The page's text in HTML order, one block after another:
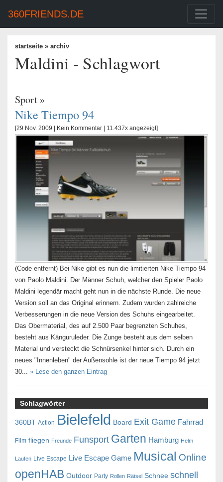
360FRIENDS.DE
startseite » archiv
Maldini - Schlagwort
Sport »
Nike Tiempo 94
[29 Nov. 2009 | Kein Kommentar | 11.437x angezeigt]
(Code entfernt) Bei Nike gibt es nun die limitierten Nike Tiempo 94
von Paolo Maldini. Der Männer Schuh, welcher den Spieler Paolo
Maldini legendär macht geht nun in die nächste Runde. Die neue
Version soll an das Original erinnern. Zudem wurden zahlreiche
Verbesserungen in die neue Version des Schuhs eingearbeitet.
Das Obermaterial, des auf 2.500 Paar begrenzten Schuhes,
besteht aus Känguruleder. Die Zunge besteht aus dem selben
Material und versteckt die Schnürsenkel hinter sich. Durch ein
neues "Innenleben" der Außensohle ist der neue Tiempo 94 jetzt
30... » Lese den ganzen Eintrag
Schlagwörter
360BT Action Bielefeld Board Exit Game Fahrrad
Film fliegen Freunde Funsport Garten Hamburg Helm
Laufen Live Escape Live Escape Game Musical Online
openHAB Outdoor Party Rollen Rätsel Schnee schnell